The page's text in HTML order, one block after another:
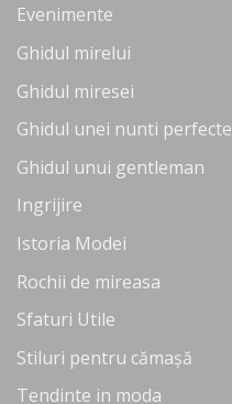
Evenimente
Ghidul mirelui
Ghidul miresei
Ghidul unei nunti perfecte
Ghidul unui gentleman
Ingrijire
Istoria Modei
Rochii de mireasa
Sfaturi Utile
Stiluri pentru cămașă
Tendinte in moda